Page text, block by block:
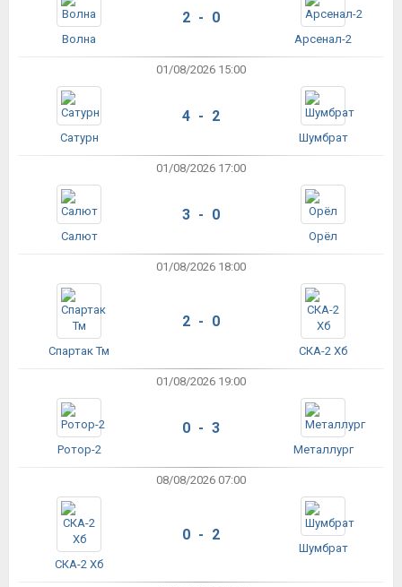
Волна
2 - 0
Арсенал-2
01/08/2026 15:00
Сатурн
4 - 2
Шумбрат
01/08/2026 17:00
Салют
3 - 0
Орёл
01/08/2026 18:00
Спартак Тм
2 - 0
СКА-2 Хб
01/08/2026 19:00
Ротор-2
0 - 3
Металлург
08/08/2026 07:00
СКА-2 Хб
0 - 2
Шумбрат